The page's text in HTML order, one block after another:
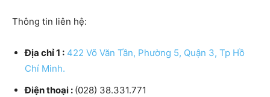
Thông tin liên hệ:
Địa chỉ 1 : 422 Võ Văn Tần, Phường 5, Quận 3, Tp Hồ
Chí Minh.
Điện thoại : (028) 38.331.771